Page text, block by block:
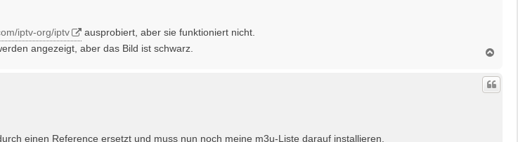
iptv-org/iptv
ausprobiert, aber sie funktioniert nicht.
angezeigt, aber das Bild ist schwarz.
c
o
einen Reference ersetzt und muss nun noch meine m3u-Liste darauf installieren.